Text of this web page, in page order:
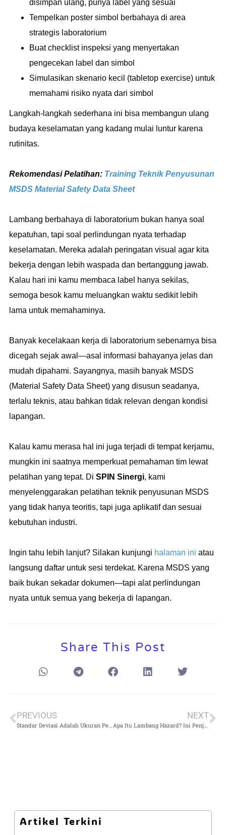
disimpan ulang, punya label yang sesuai
Tempelkan poster simbol berbahaya di area
strategis laboratorium
Buat checklist inspeksi yang menyertakan
pengecekan label dan simbol
Simulasikan skenario kecil (tabletop exercise) untuk
memahami risiko nyata dari simbol
Langkah-langkah sederhana ini bisa membangun ulang
budaya keselamatan yang kadang mulai luntur karena
rutinitas.
Rekomendasi Pelatihan: Training Teknik Penyusunan
MSDS Material Safety Data Sheet
Lambang berbahaya di laboratorium bukan hanya soal
kepatuhan, tapi soal perlindungan nyata terhadap
keselamatan. Mereka adalah peringatan visual agar kita
bekerja dengan lebih waspada dan bertanggung jawab.
Kalau hari ini kamu membaca label hanya sekilas,
semoga besok kamu meluangkan waktu sedikit lebih
lama untuk memahaminya.
Banyak kecelakaan kerja di laboratorium sebenarnya bisa
dicegah sejak awal—asal informasi bahayanya jelas dan
mudah dipahami. Sayangnya, masih banyak MSDS
(Material Safety Data Sheet) yang disusun seadanya,
terlalu teknis, atau bahkan tidak relevan dengan kondisi
lapangan.
Kalau kamu merasa hal ini juga terjadi di tempat kerjamu,
mungkin ini saatnya memperkuat pemahaman tim lewat
pelatihan yang tepat. Di SPIN Sinergi, kami
menyelenggarakan pelatihan teknik penyusunan MSDS
yang tidak hanya teoritis, tapi juga aplikatif dan sesuai
kebutuhan industri.
Ingin tahu lebih lanjut? Silakan kunjungi halaman ini atau
langsung daftar untuk sesi terdekat. Karena MSDS yang
baik bukan sekadar dokumen—tapi alat perlindungan
nyata untuk semua yang bekerja di lapangan.
Share This Post
PREVIOUS NEXT
Artikel Terkini